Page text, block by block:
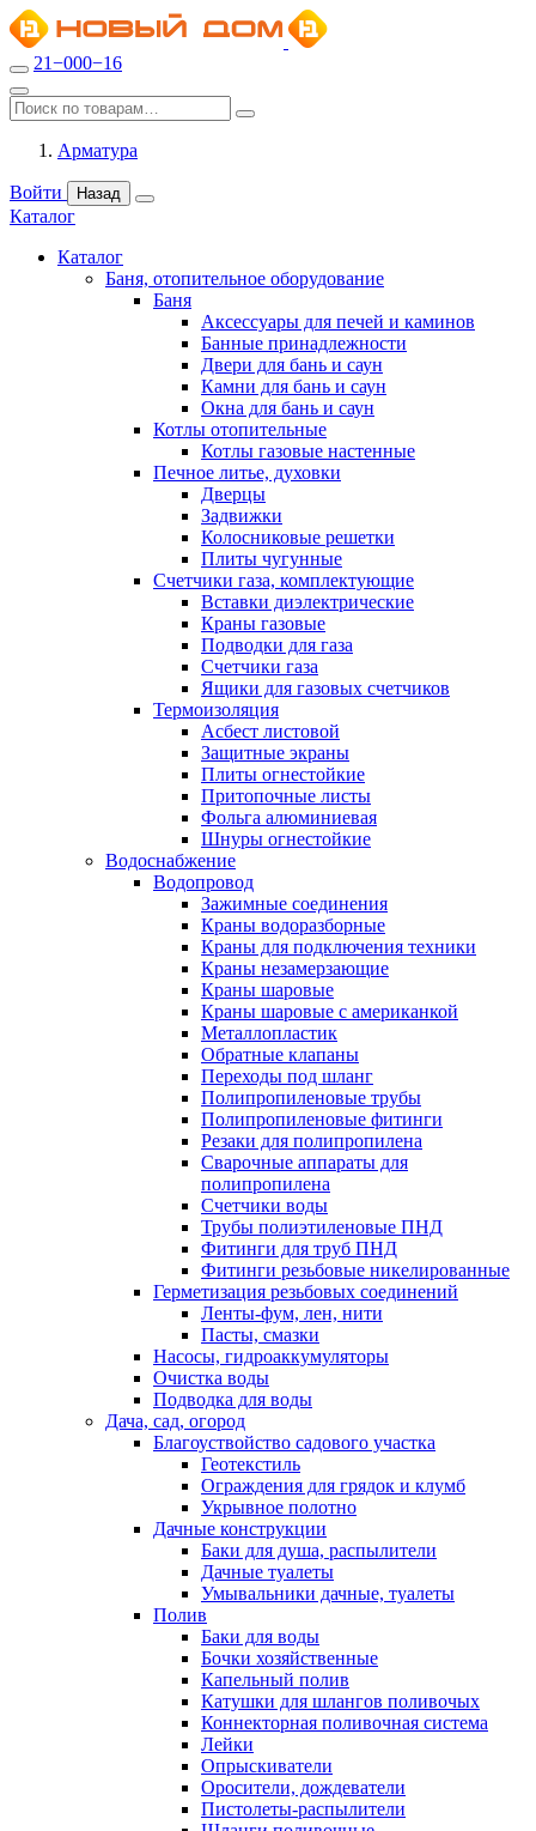
21−000−16
Арматура
Войти Назад
Каталог
Каталог
Баня, отопительное оборудование
Баня
Аксессуары для печей и каминов
Банные принадлежности
Двери для бань и саун
Камни для бань и саун
Окна для бань и саун
Котлы отопительные
Котлы газовые настенные
Печное литье, духовки
Дверцы
Задвижки
Колосниковые решетки
Плиты чугунные
Счетчики газа, комплектующие
Вставки диэлектрические
Краны газовые
Подводки для газа
Счетчики газа
Ящики для газовых счетчиков
Термоизоляция
Асбест листовой
Защитные экраны
Плиты огнестойкие
Притопочные листы
Фольга алюминиевая
Шнуры огнестойкие
Водоснабжение
Водопровод
Зажимные соединения
Краны водоразборные
Краны для подключения техники
Краны незамерзающие
Краны шаровые
Краны шаровые с американкой
Металлопластик
Обратные клапаны
Переходы под шланг
Полипропиленовые трубы
Полипропиленовые фитинги
Резаки для полипропилена
Сварочные аппараты для
полипропилена
Счетчики воды
Трубы полиэтиленовые ПНД
Фитинги для труб ПНД
Фитинги резьбовые никелированные
Герметизация резьбовых соединений
Ленты-фум, лен, нити
Пасты, смазки
Насосы, гидроаккумуляторы
Очистка воды
Подводка для воды
Дача, сад, огород
Благоуствойство садового участка
Геотекстиль
Ограждения для грядок и клумб
Укрывное полотно
Дачные конструкции
Баки для душа, распылители
Дачные туалеты
Умывальники дачные, туалеты
Полив
Баки для воды
Бочки хозяйственные
Капельный полив
Катушки для шлангов поливочых
Коннекторная поливочная система
Лейки
Опрыскиватели
Оросители, дождеватели
Пистолеты-распылители